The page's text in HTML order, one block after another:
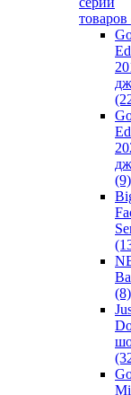
товаров
(9)
(8)